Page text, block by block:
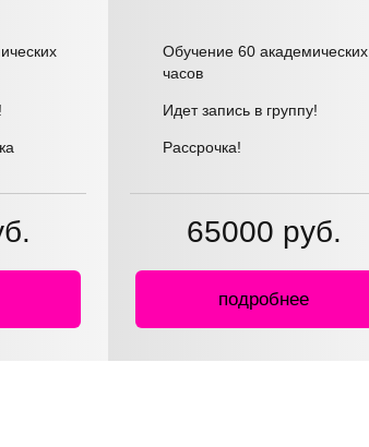
Обучение 60 академических
часов
Идет запись в группу!
Рассрочка!
65000 руб.
подробнее